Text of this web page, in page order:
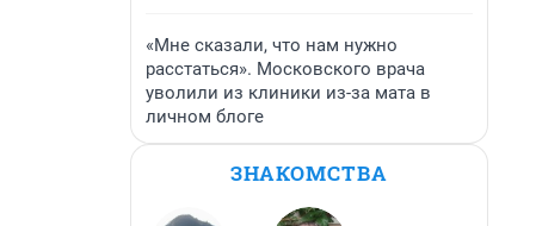
«Мне сказали, что нам нужно
расстаться». Московского врача
уволили из клиники из-за мата в
личном блоге
ЗНАКОМСТВА